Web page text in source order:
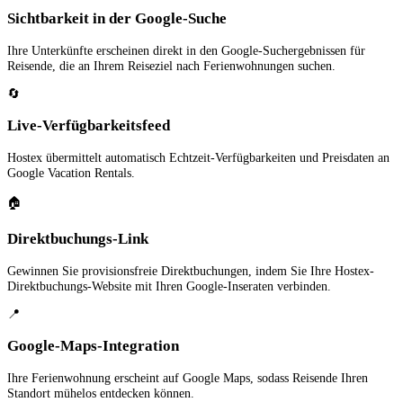
Sichtbarkeit in der Google-Suche
Ihre Unterkünfte erscheinen direkt in den Google-Suchergebnissen für
Reisende, die an Ihrem Reiseziel nach Ferienwohnungen suchen.
🔄
Live-Verfügbarkeitsfeed
Hostex übermittelt automatisch Echtzeit-Verfügbarkeiten und Preisdaten an
Google Vacation Rentals.
🏠
Direktbuchungs-Link
Gewinnen Sie provisionsfreie Direktbuchungen, indem Sie Ihre Hostex-
Direktbuchungs-Website mit Ihren Google-Inseraten verbinden.
📍
Google-Maps-Integration
Ihre Ferienwohnung erscheint auf Google Maps, sodass Reisende Ihren
Standort mühelos entdecken können.